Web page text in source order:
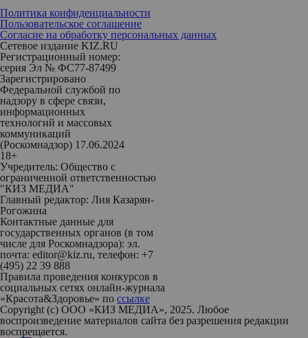
Политика конфиденциальности
Пользовательское соглашение
Согласие на обработку персональных данных
Сетевое издание KIZ.RU
Регистрационный номер:
серия Эл № ФС77-87499
Зарегистрировано
Федеральной службой по
надзору в сфере связи,
информационных
технологий и массовых
коммуникаций
(Роскомнадзор) 17.06.2024
18+
Учредитель: Общество с
ограниченной ответственностью
"КИЗ МЕДИА"
Главный редактор: Лия Казарян-
Рогожина
Контактные данные для
государственных органов (в том
числе для Роскомнадзора): эл.
почта: editor@kiz.ru, телефон: +7
(495) 22 39 888
Правила проведения конкурсов в
социальных сетях онлайн-журнала
«Красота&Здоровье» по ссылке
Copyright (с) ООО «КИЗ МЕДИА», 2025. Любое
воспроизведение материалов сайта без разрешения редакции
воспрещается.